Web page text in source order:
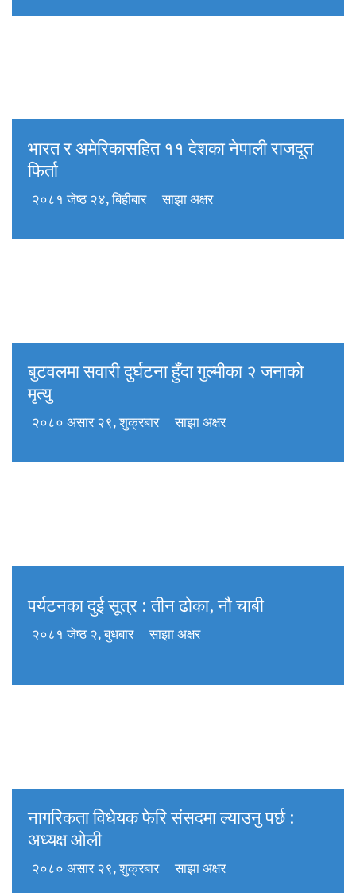
भारत र अमेरिकासहित ११ देशका नेपाली राजदूत
फिर्ता
२०८१ जेष्ठ २४, बिहीबार साझा अक्षर
बुटवलमा सवारी दुर्घटना हुँदा गुल्मीका २ जनाको
मृत्यु
२०८० असार २९, शुक्रबार साझा अक्षर
पर्यटनका दुई सूत्र : तीन ढोका, नौ चाबी
२०८१ जेष्ठ २, बुधबार साझा अक्षर
नागरिकता विधेयक फेरि संसदमा ल्याउनु पर्छ :
अध्यक्ष ओली
२०८० असार २९, शुक्रबार साझा अक्षर